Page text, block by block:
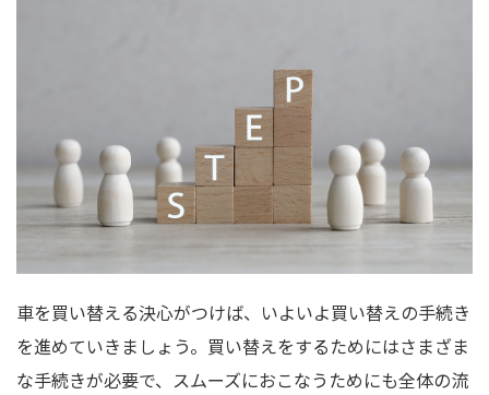
車を買い替える決心がつけば、いよいよ買い替えの手続き
を進めていきましょう。買い替えをするためにはさまざま
な手続きが必要で、スムーズにおこなうためにも全体の流